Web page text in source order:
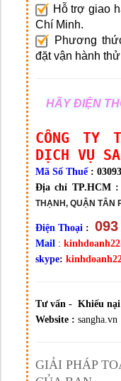
Hỗ trợ giao
Chí Minh.
Phương
đặt vận hành
HÃY ĐIỆN
CÔNG TY
DỊCH VỤ
Mã Số Thuế :
Địa chỉ TP.HCM :
THẠNH, QUẬN TÂN
Điện Thoại :
Mail :
skype:
Tư vấn - Khiếu
Website :
GIẢI PHÁP